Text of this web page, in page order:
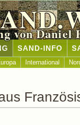
von Daniel
SAND-INFO
International